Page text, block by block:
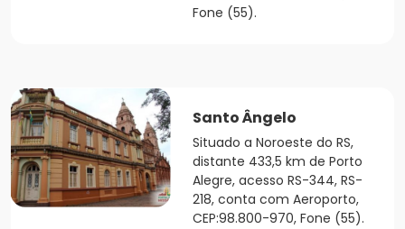
Fone (55).
Santo Ângelo
Situado a Noroeste do RS,
distante 433,5 km de Porto
Alegre, acesso RS-344, RS-
218, conta com Aeroporto,
CEP:98.800-970, Fone (55).